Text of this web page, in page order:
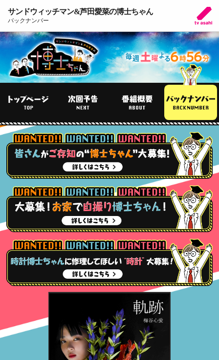
サンドウィッチマン&芦田愛菜の博士ちゃん
バックナンバー